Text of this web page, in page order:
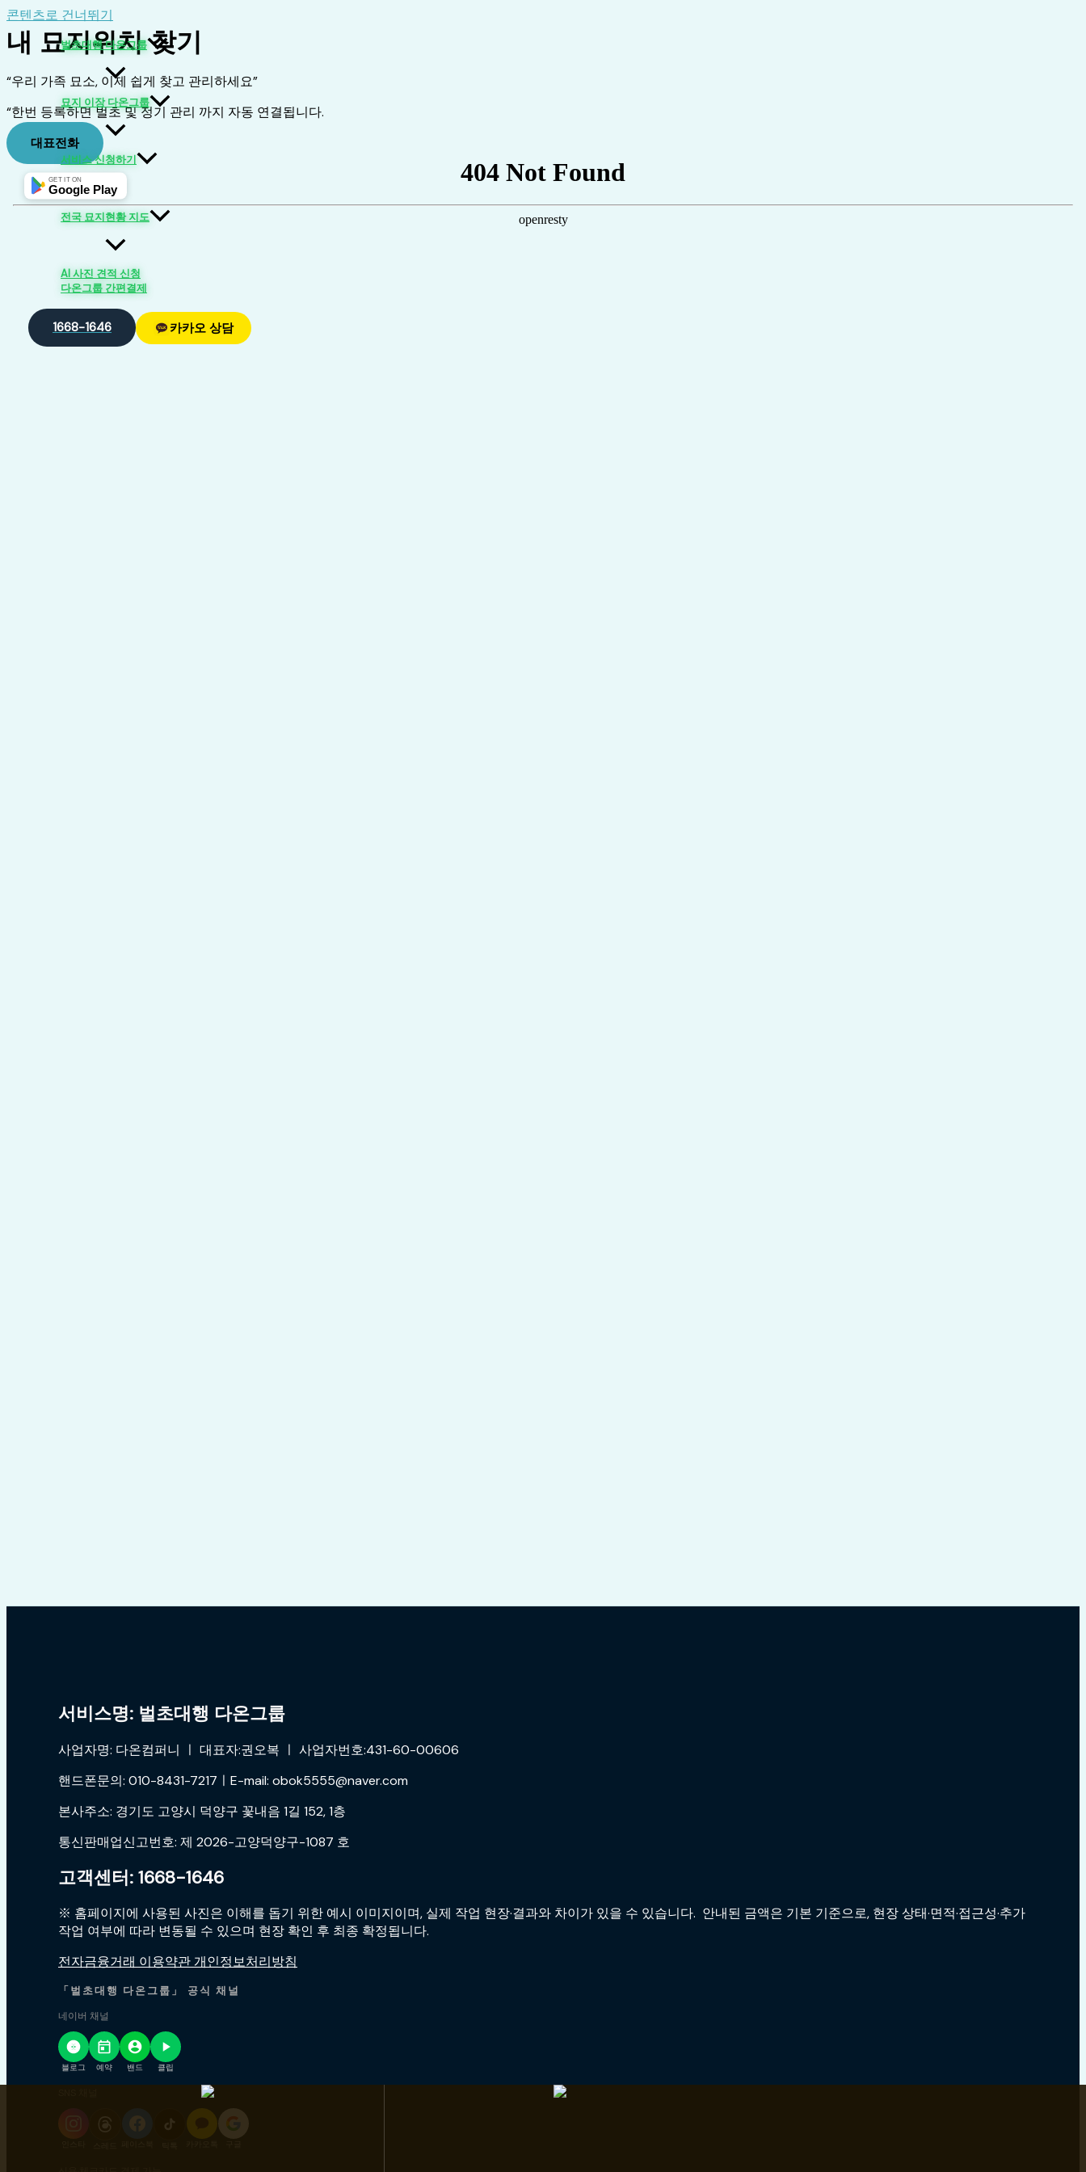
콘텐츠로 건너뛰기
벌초대행 다온그룹
묘지 이장 다온그룹
서비스 신청하기
전국 묘지현황 지도
AI 사진 견적 신청
다온그룹 간편결제
1668-1646 카카오 상담
GET IT ON
Google Play
내 묘지위치 찾기
“우리 가족 묘소, 이제 쉽게 찾고 관리하세요”
“한번 등록하면 벌초 및 정기 관리 까지 자동 연결됩니다.
대표전화
서비스명: 벌초대행 다온그룹
사업자명: 다온컴퍼니 ㅣ 대표자:권오복 ㅣ 사업자번호:431-60-00606
핸드폰문의: 010-8431-7217ㅣE-mail: obok5555@naver.com
본사주소: 경기도 고양시 덕양구 꽃내음 1길 152, 1층
통신판매업신고번호: 제 2026-고양덕양구-1087 호
고객센터: 1668-1646
※ 홈페이지에 사용된 사진은 이해를 돕기 위한 예시 이미지이며, 실제 작업 현장·결과와 차이가 있을 수 있습니다. 안내된 금액은 기본 기준으로, 현장 상태·면적·접근성·추가
작업 여부에 따라 변동될 수 있으며 현장 확인 후 최종 확정됩니다.
전자금융거래 이용약관 개인정보처리방침
「벌초대행 다온그룹」 공식 채널
네이버 채널
블로그 예약 밴드 클립